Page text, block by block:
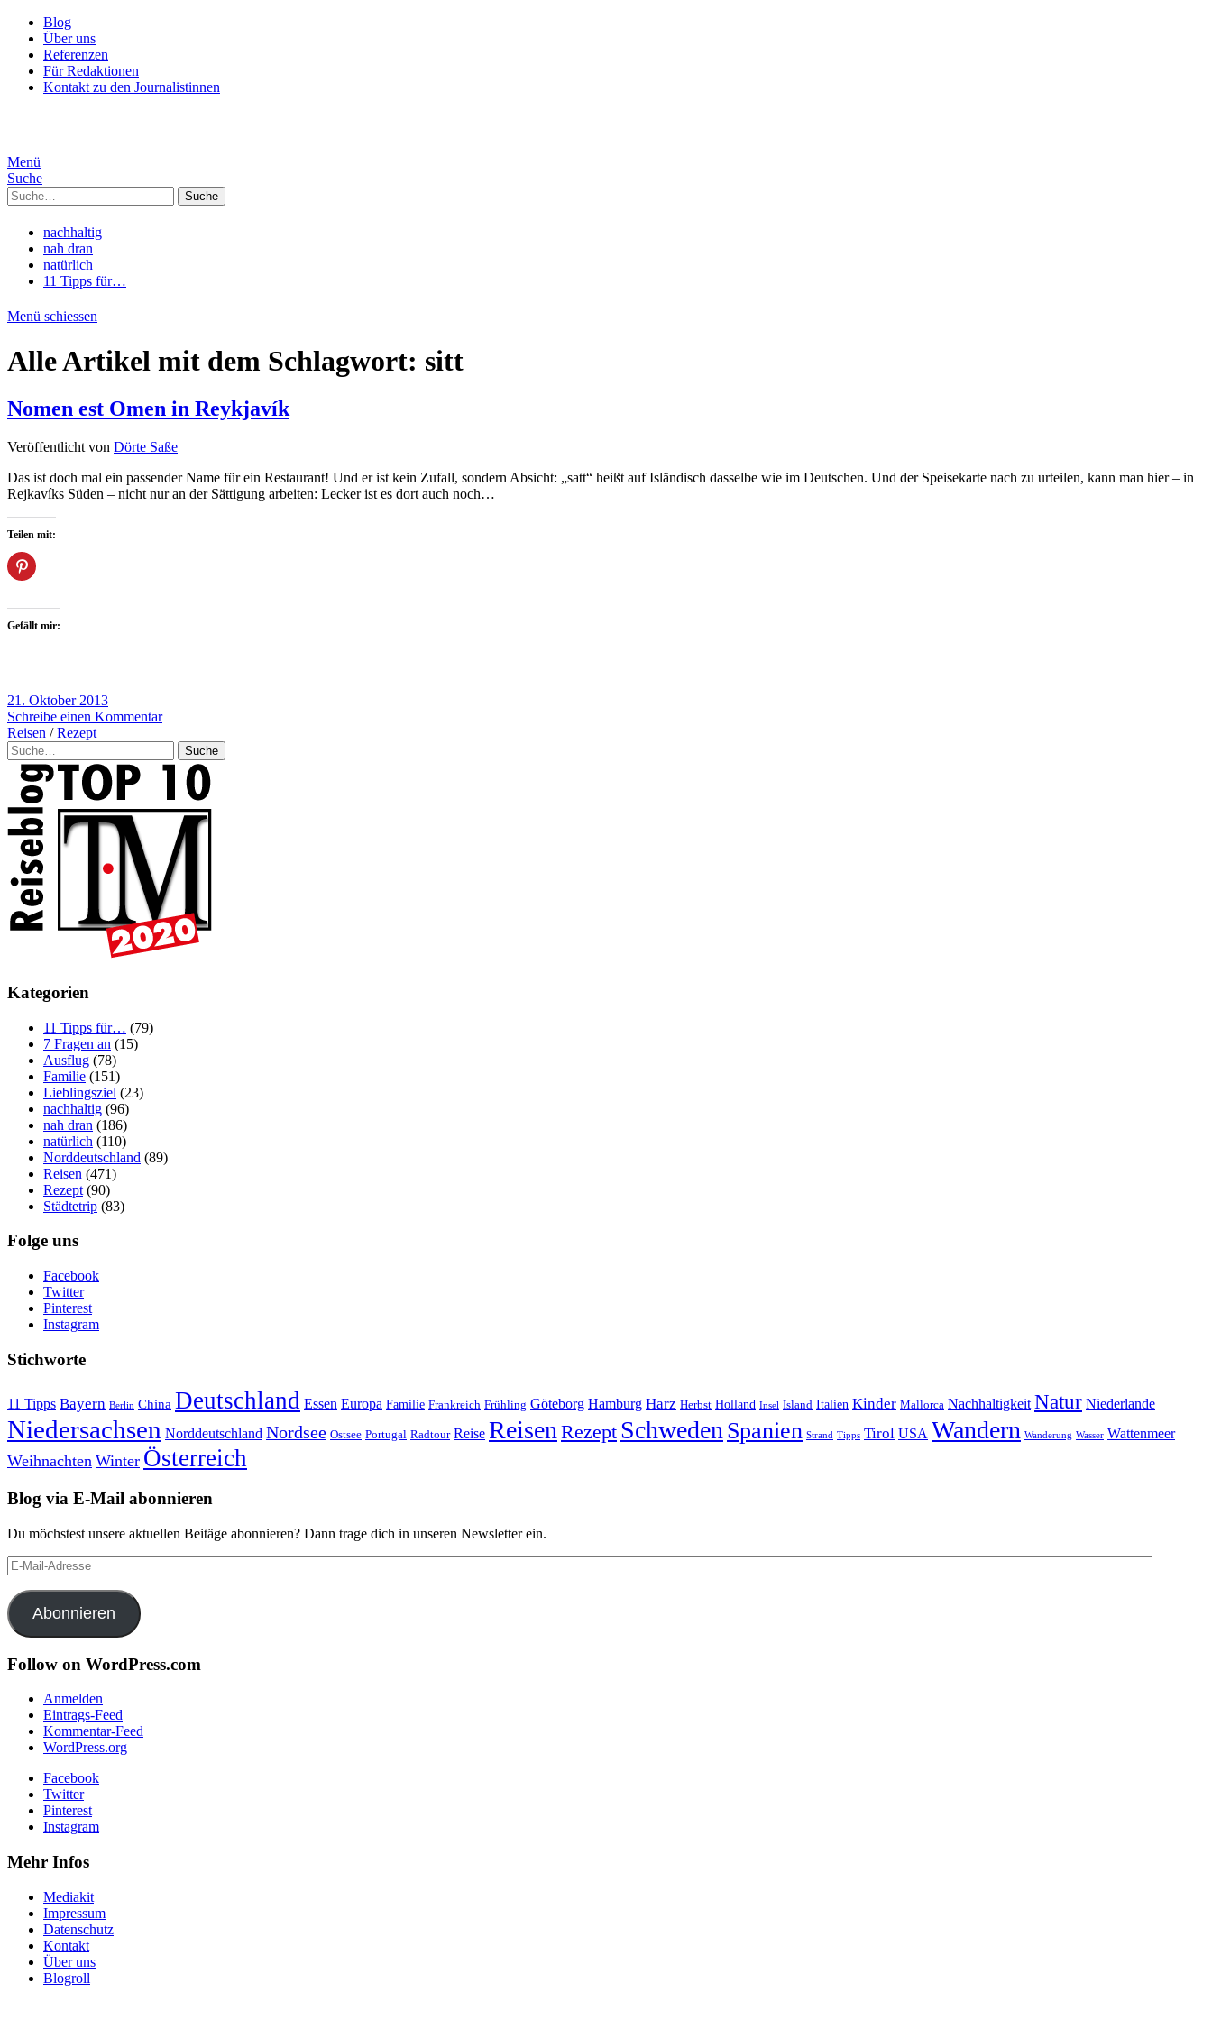
Blog
Über uns
Referenzen
Für Redaktionen
Kontakt zu den Journalistinnen
Menü
Suche
Suche
nachhaltig
nah dran
natürlich
11 Tipps für…
Menü schiessen
Alle Artikel mit dem Schlagwort: sitt
Nomen est Omen in Reykjavík
Veröffentlicht von Dörte Saße
Das ist doch mal ein passender Name für ein Restaurant! Und er ist kein Zufall, sondern Absicht: „satt“ heißt auf Isländisch dasselbe wie im Deutschen. Und der Speisekarte nach zu urteilen, kann man hier – in
Rejkavíks Süden – nicht nur an der Sättigung arbeiten: Lecker ist es dort auch noch…
Teilen mit:
Gefällt mir:
21. Oktober 2013
Schreibe einen Kommentar
Reisen /Rezept
Suche
Kategorien
11 Tipps für… (79)
7 Fragen an (15)
Ausflug (78)
Familie (151)
Lieblingsziel (23)
nachhaltig (96)
nah dran (186)
natürlich (110)
Norddeutschland (89)
Reisen (471)
Rezept (90)
Städtetrip (83)
Folge uns
Facebook
Twitter
Pinterest
Instagram
Stichworte
11 Tipps Bayern Berlin China Deutschland Essen Europa Familie Frankreich Frühling Göteborg Hamburg Harz Herbst Holland Insel Island Italien Kinder Mallorca Nachhaltigkeit Natur Niederlande
Niedersachsen Norddeutschland Nordsee Ostsee Portugal Radtour Reise Reisen Rezept Schweden Spanien Strand Tipps Tirol USA Wandern Wanderung Wasser Wattenmeer
Weihnachten Winter Österreich
Blog via E-Mail abonnieren
Du möchstest unsere aktuellen Beitäge abonnieren? Dann trage dich in unseren Newsletter ein.
E-
Mail-
Adresse
Abonnieren
Follow on WordPress.com
Anmelden
Eintrags-Feed
Kommentar-Feed
WordPress.org
Facebook
Twitter
Pinterest
Instagram
Mehr Infos
Mediakit
Impressum
Datenschutz
Kontakt
Über uns
Blogroll